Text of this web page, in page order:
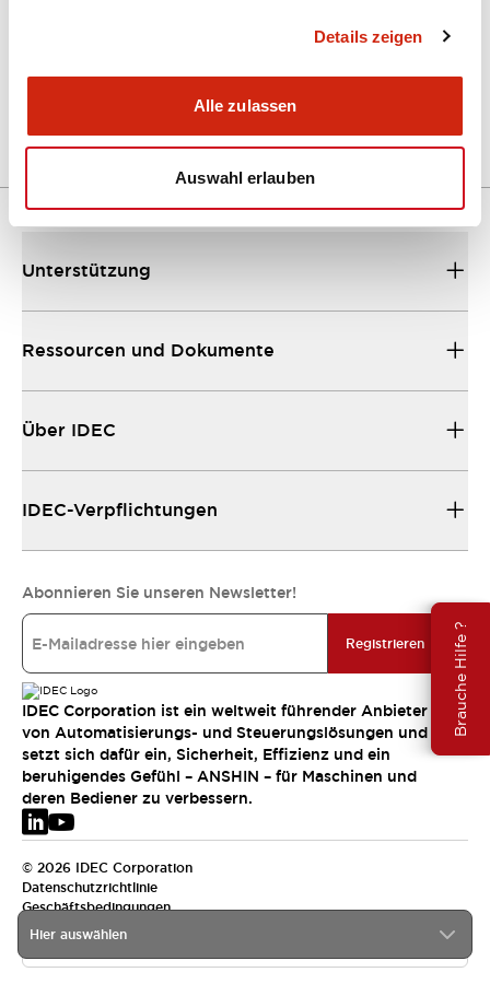
Details zeigen
Alle zulassen
Auswahl erlauben
Brauche Hilfe ?
04/09/2025.PDF1.23MB
Hier auswählen
Unterstützung
Ressourcen und Dokumente
Über IDEC
IDEC-Verpflichtungen
Abonnieren Sie unseren Newsletter!
Registrieren
IDEC Corporation ist ein weltweit führender Anbieter
von Automatisierungs- und Steuerungslösungen und
setzt sich dafür ein, Sicherheit, Effizienz und ein
beruhigendes Gefühl – ANSHIN – für Maschinen und
deren Bediener zu verbessern.
© 2026 IDEC Corporation
Datenschutzrichtlinie
Geschäftsbedingungen
EMEA